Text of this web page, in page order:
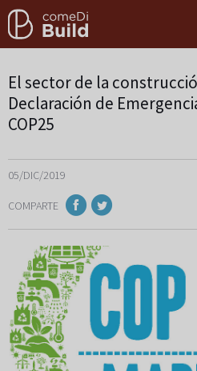
El sector de la
Declaración de
COP25
05/DIC/2019
COMPARTE